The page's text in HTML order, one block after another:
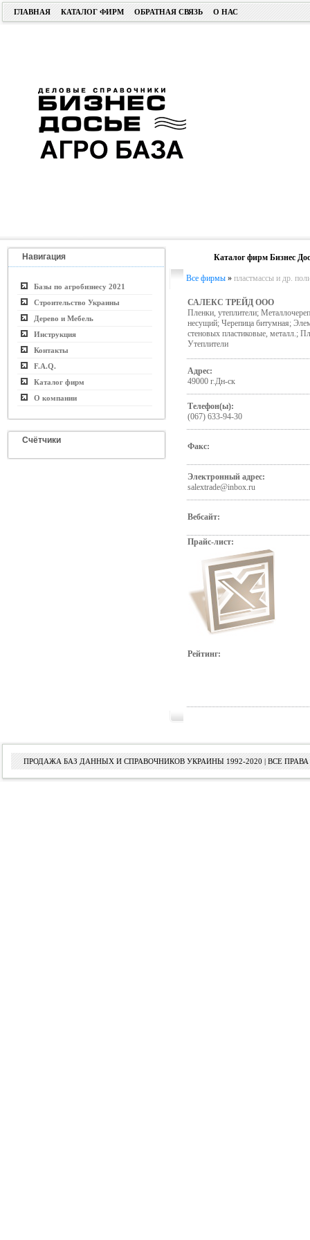
ГЛАВНАЯ КАТАЛОГ ФИРМ ОБРАТНАЯ СВЯЗЬ О НАС
Навигация
Базы по агробизнесу 2021
Строительство Украины
Дерево и Мебель
Инструкция
Контакты
F.A.Q.
Каталог фирм
О компании
Счётчики
Каталог фирм Бизнес
Все фирмы » пластмассы и др.
САЛЕКС ТРЕЙД ООО
Пленки, утеплители;
несущий; Черепица битумная;
стеновых пластиковые, металл.;
Утеплители
Адрес:
49000 г.Дн-ск
Телефон(ы):
(067) 633-94-30
Факс:
Электронный адрес:
salextrade@inbox.ru
Вебсайт:
Прайс-лист:
Рейтинг:
ПРОДАЖА БАЗ ДАННЫХ И СПРАВОЧНИКОВ УКРАИНЫ 1992-2020 | ВСЕ